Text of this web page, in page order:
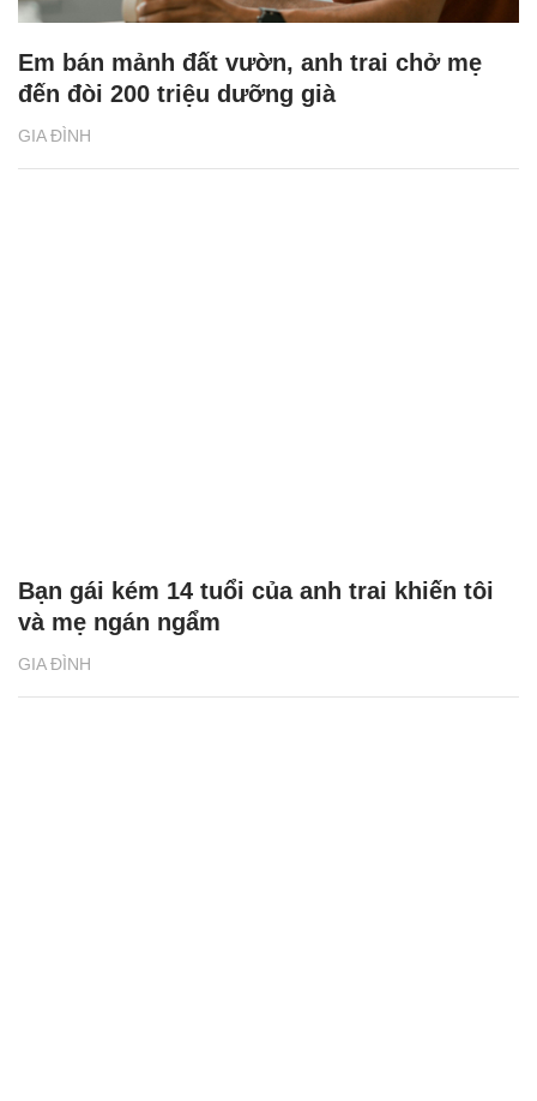
GIA ĐÌNH
Em bán mảnh đất vườn, anh trai chở mẹ
đến đòi 200 triệu dưỡng già
GIA ĐÌNH
Bạn gái kém 14 tuổi của anh trai khiến tôi
và mẹ ngán ngẩm